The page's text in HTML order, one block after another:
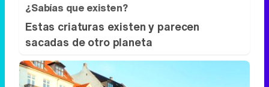
¿Sabías que existen?
Estas criaturas existen y parecen
sacadas de otro planeta